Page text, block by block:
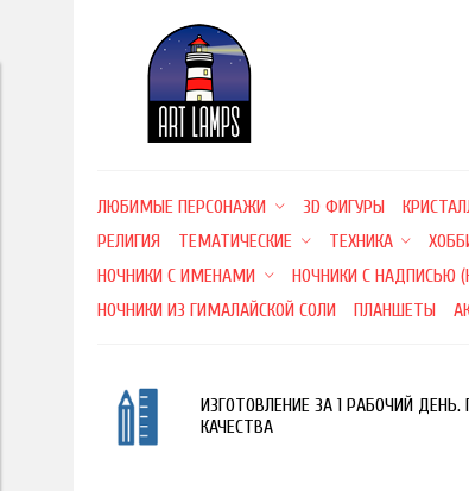
ЛЮБИМЫЕ ПЕРСОНАЖИ 3D ФИГУРЫ
РЕЛИГИЯ
ТЕМАТИЧЕСКИЕ ТЕХНИКА
НОЧНИКИ С ИМЕНАМИ
НОЧНИКИ С НАДПИСЬЮ
НОЧНИКИ ИЗ ГИМАЛАЙСКОЙ СОЛИ
ПЛАНШЕТЫ
ИЗГОТОВЛЕНИЕ ЗА 1 РАБОЧИЙ ДЕНЬ.
КАЧЕСТВА